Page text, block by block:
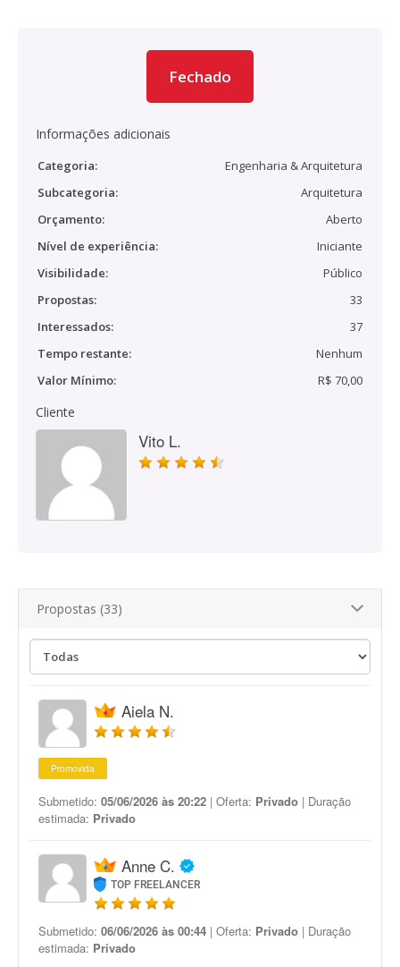
Fechado
Informações adicionais
Categoria:
Engenharia & Arquitetura
Subcategoria:
Arquitetura
Orçamento:
Aberto
Nível de experiência:
Iniciante
Visibilidade:
Público
Propostas:
33
Interessados:
37
Tempo restante:
Nenhum
Valor Mínimo:
R$ 70,00
Cliente
Vito L.
Propostas (33)
Aiela N.
Promovida
Submetido: 05/06/2026 às 20:22 | Oferta: Privado | Duração
estimada: Privado
Anne C.
TOP FREELANCER
Submetido: 06/06/2026 às 00:44 | Oferta: Privado | Duração
estimada: Privado